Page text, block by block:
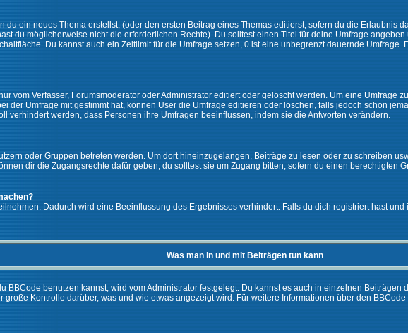
du ein neues Thema erstellst, (oder den ersten Beitrag eines Themas editierst, sofern du die Erlaubnis
du möglicherweise nicht die erforderlichen Rechte). Du solltest einen Titel für deine Umfrage
Du kannst auch ein Zeitlimit für die Umfrage setzen, 0 ist eine unbegrenzt dauernde
vom Verfasser, Forumsmoderator oder Administrator editiert oder gelöscht werden. Um eine Umfrage
der Umfrage mit gestimmt hat, können User die Umfrage editieren oder löschen, falls jedoch schon
verhindert werden, dass Personen ihre Umfragen beeinflussen, indem sie die Antworten verändern.
oder Gruppen betreten werden. Um dort hineinzugelangen, Beiträge zu lesen oder zu schreiben
dir die Zugangsrechte dafür geben, du solltest sie um Zugang bitten, sofern du einen berechtigten
Dadurch wird eine Beeinflussung des Ergebnisses verhindert. Falls du dich registriert hast
Was man in und mit Beiträgen tun kann
BBCode benutzen kannst, wird vom Administrator festgelegt. Du kannst es auch in einzelnen
große Kontrolle darüber, was und wie etwas angezeigt wird. Für weitere Informationen über den